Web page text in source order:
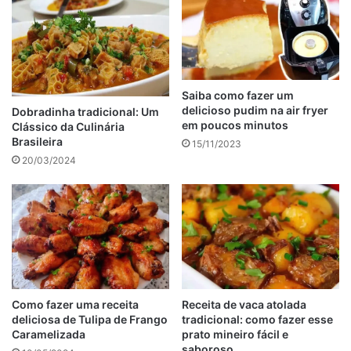
Ingredientes que usei para fazer a mousse de chocolate
light.
Benefícios da mousse de chocolate light
Tabela de conteúdos
mousse de chocolate light : Imagem de reprodução
4 colheres (café) de margarina light
Dobradinha tradicional: Um
Clássico da Culinária
Brasileira
20/03/2024
Saiba como fazer um
delicioso pudim na air fryer
em poucos minutos
15/11/2023
Como fazer uma receita
deliciosa de Tulipa de Frango
Caramelizada
Receita de vaca atolada
tradicional: como fazer esse
prato mineiro fácil e